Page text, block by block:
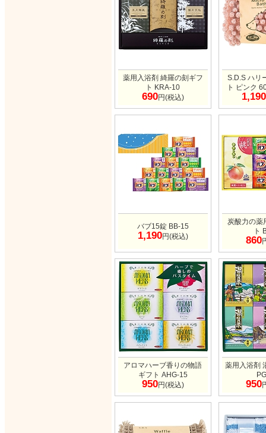
薬用入浴剤 綺羅の刻ギフ
ト KRA-10
690円(税込)
S.D.S ハリ
ト ピンク
1,190
バブ15錠 BB-15
1,190円(税込)
炭酸力の薬
ト
860
アロマハーブ香りの物語
ギフト AHG-15
950円(税込)
薬用入浴剤
950